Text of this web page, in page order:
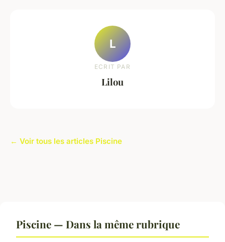
L
ECRIT PAR
Lilou
← Voir tous les articles Piscine
Piscine — Dans la même rubrique